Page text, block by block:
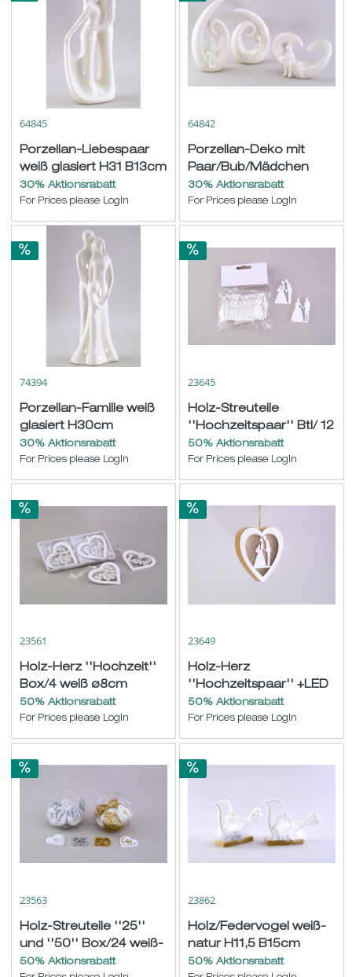
64845
Porzellan-Liebespaar
weiß glasiert H31 B13cm
30% Aktionsrabatt
For Prices please LogIn
64842
Porzellan-Deko mit
Paar/Bub/Mädchen
weiß glasiert sort.
H12,5-24...
30% Aktionsrabatt
For Prices please LogIn
74394
Porzellan-Familie weiß
glasiert H30cm
30% Aktionsrabatt
For Prices please LogIn
23645
Holz-Streuteile
''Hochzeitspaar'' Btl/ 12
weiß sort. H4/4,5cm
50% Aktionsrabatt
For Prices please LogIn
23561
Holz-Herz ''Hochzeit''
Box/4 weiß ø8cm
50% Aktionsrabatt
For Prices please LogIn
23649
Holz-Herz
''Hochzeitspaar'' +LED
hgd. weiß H15cm
50% Aktionsrabatt
For Prices please LogIn
23563
Holz-Streuteile ''25''
und ''50'' Box/24 weiß-
silber/gold sort....
50% Aktionsrabatt
23862
Holz/Federvogel weiß-
natur H11,5 B15cm
50% Aktionsrabatt